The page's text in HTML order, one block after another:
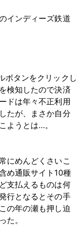
インディーズ鉄道
ボタンをクリックし
検知したので決済
ドは年々不正利用
たが、まさか自分
ようとは…。
にめんどくさいこ
め通販サイト10種
支払えるものは何
行となるとその手
の年の瀬も押し迫
た。